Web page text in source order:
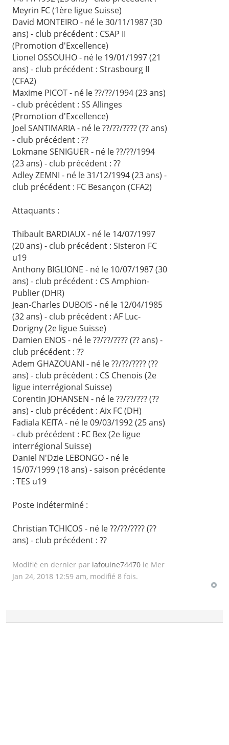
Meyrin FC (1ère ligue Suisse)
David MONTEIRO - né le 30/11/1987 (30
ans) - club précédent : CSAP II
(Promotion d'Excellence)
Lionel OSSOUHO - né le 19/01/1997 (21
ans) - club précédent : Strasbourg II
(CFA2)
Maxime PICOT - né le ??/??/1994 (23 ans)
- club précédent : SS Allinges
(Promotion d'Excellence)
Joel SANTIMARIA - né le ??/??/???? (?? ans)
- club précédent : ??
Lokmane SENIGUER - né le ??/??/1994
(23 ans) - club précédent : ??
Adley ZEMNI - né le 31/12/1994 (23 ans) -
club précédent : FC Besançon (CFA2)
Attaquants :
Thibault BARDIAUX - né le 14/07/1997
(20 ans) - club précédent : Sisteron FC
u19
Anthony BIGLIONE - né le 10/07/1987 (30
ans) - club précédent : CS Amphion-
Publier (DHR)
Jean-Charles DUBOIS - né le 12/04/1985
(32 ans) - club précédent : AF Luc-
Dorigny (2e ligue Suisse)
Damien ENOS - né le ??/??/???? (?? ans) -
club précédent : ??
Adem GHAZOUANI - né le ??/??/???? (??
ans) - club précédent : CS Chenois (2e
ligue interrégional Suisse)
Corentin JOHANSEN - né le ??/??/??? (??
ans) - club précédent : Aix FC (DH)
Fadiala KEITA - né le 09/03/1992 (25 ans)
- club précédent : FC Bex (2e ligue
interrégional Suisse)
Daniel N'Dzie LEBONGO - né le
15/07/1999 (18 ans) - saison précédente
: TES u19
Poste indéterminé :
Christian TCHICOS - né le ??/??/???? (??
ans) - club précédent : ??
Modifié en dernier par lafouine74470 le Mer
Jan 24, 2018 12:59 am, modifié 8 fois.